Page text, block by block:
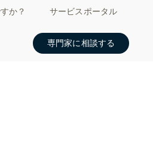
か？ サービスポータル
専門家に相談する